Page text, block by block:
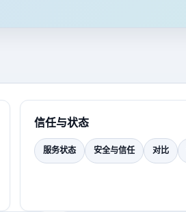
信任与状态
服务状态 安全与信任 对比